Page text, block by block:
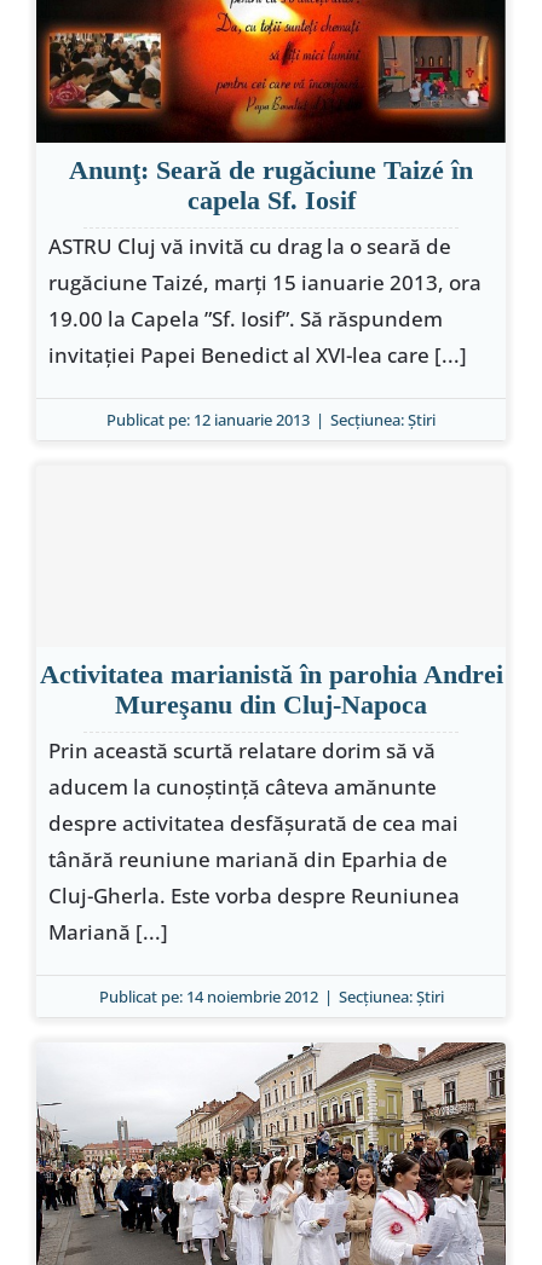
Anunţ: Seară de rugăciune Taizé în
capela Sf. Iosif
ASTRU Cluj vă invită cu drag la o seară de
rugăciune Taizé, marți 15 ianuarie 2013, ora
19.00 la Capela ”Sf. Iosif”. Să răspundem
invitației Papei Benedict al XVI-lea care [...]
Publicat pe: 12 ianuarie 2013 | Secțiunea:Ştiri
Activitatea marianistă în parohia Andrei
Mureşanu din Cluj-Napoca
Prin această scurtă relatare dorim să vă
aducem la cunoştinţă câteva amănunte
despre activitatea desfăşurată de cea mai
tânără reuniune mariană din Eparhia de
Cluj-Gherla. Este vorba despre Reuniunea
Mariană [...]
Publicat pe: 14 noiembrie 2012 | Secțiunea:Ştiri